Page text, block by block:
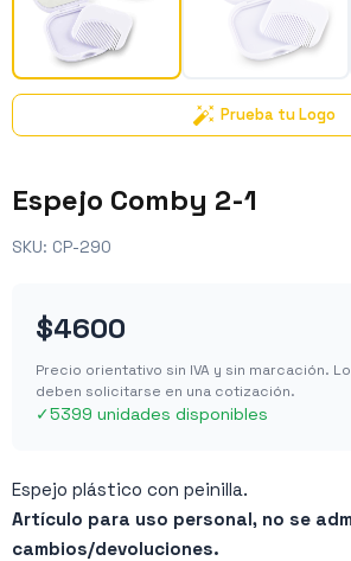
Prueba tu Logo
Espejo Comby 2-1
SKU: CP-290
$4600
Precio orientativo sin IVA y sin marcación.
deben solicitarse en una cotización.
✓5399 unidades disponibles
Espejo plástico con peinilla.
Artículo para uso personal, no se
cambios/devoluciones.